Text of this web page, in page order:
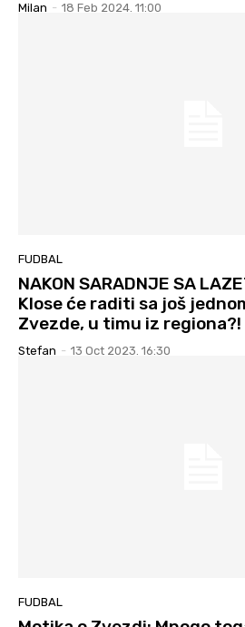
Milan - 18 Feb 2024. 11:00
FUDBAL
NAKON SARADNJE SA
Klose će raditi sa još
Zvezde, u timu iz regiona?!
Stefan - 13 Oct 2023. 16:30
FUDBAL